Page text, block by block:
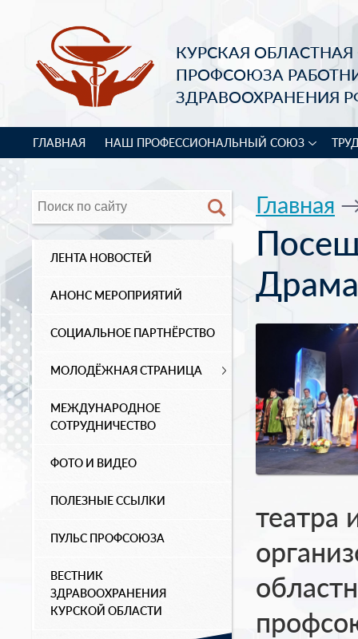
КУРСКАЯ
ПРОФСОЮЗА
ЗДРАВООХРАНЕНИЯ
ГЛАВНАЯ НАШ ПРОФЕССИОНАЛЬНЫЙ СОЮЗ
ЛЕНТА НОВОСТЕЙ
АНОНС МЕРОПРИЯТИЙ
СОЦИАЛЬНОЕ ПАРТНЁРСТВО
МОЛОДЁЖНАЯ СТРАНИЦА
МЕЖДУНАРОДНОЕ
СОТРУДНИЧЕСТВО
ФОТО И ВИДЕО
ПОЛЕЗНЫЕ ССЫЛКИ
ПУЛЬС ПРОФСОЮЗА
ВЕСТНИК
ЗДРАВООХРАНЕНИЯ
КУРСКОЙ ОБЛАСТИ
Главная
театра